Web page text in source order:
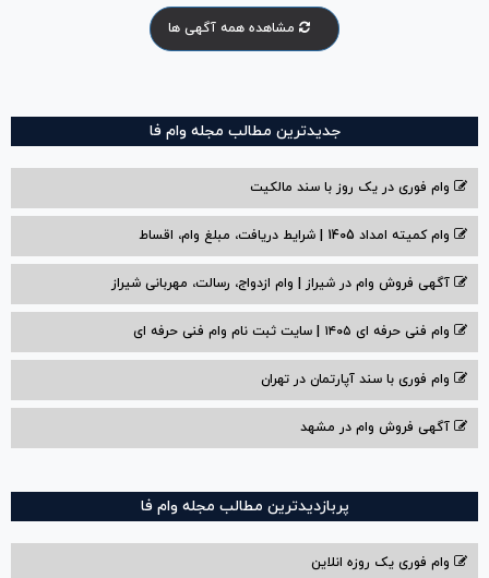
مشاهده همه آگهی ها
جدیدترین مطالب مجله وام فا
وام فوری در یک روز با سند مالکیت
وام کمیته امداد 1405 | شرایط دریافت، مبلغ وام، اقساط
آگهی فروش وام در شیراز | وام ازدواج، رسالت، مهربانی شیراز
وام فنی حرفه ای ۱۴۰۵ | سایت ثبت نام وام فنی حرفه ای
وام فوری با سند آپارتمان در تهران
آگهی فروش وام در مشهد
پربازدیدترین مطالب مجله وام فا
وام فوری یک روزه انلاین